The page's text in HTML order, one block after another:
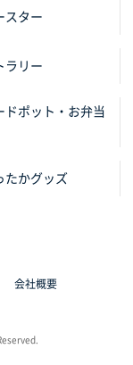
スター
ラリー
ドポット・お弁当
たかグッズ
会社概要